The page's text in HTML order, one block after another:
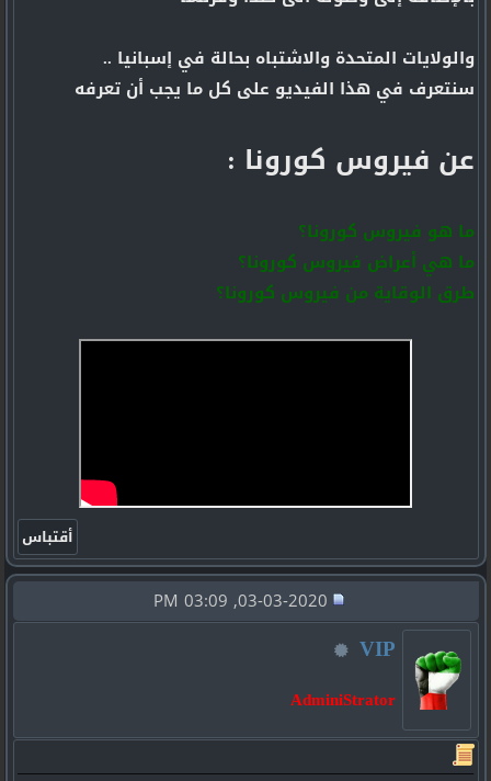
والولايات المتحدة والاشتباه بحالة في إسبانيا ..
سنتعرف في هذا الفيديو على كل ما يجب أن تعرفه
عن فيروس كورونا :
ما هو فيروس كورونا؟
ما هي أعراض فيروس كورونا؟
طرق الوقاية من فيروس كورونا؟
VIP
AdminiStrator